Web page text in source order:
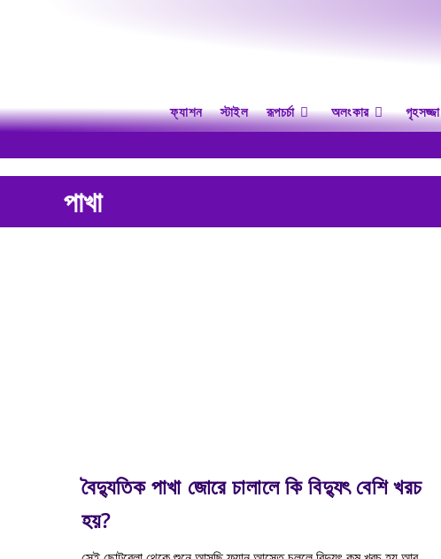
ফ্যাশন স্টাইল রূপচর্চা অলংকার গৃহসজ্জা
পাখা
বৈদ্যুতিক পাখা জোরে চালালে কি বিদ্যুৎ বেশি খরচ
হয়?